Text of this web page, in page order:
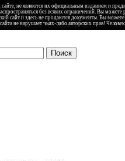
не являются их официальным изданием и
без всяких ограничений. Вы
сайт и здесь не продаются документы. Вы можете
не нарушает чьих-либо авторских прав!